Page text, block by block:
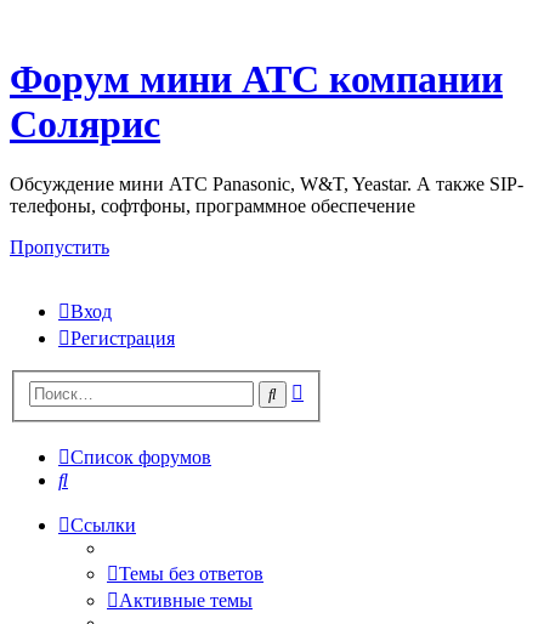
Форум мини АТС компании
Солярис
Обсуждение мини АТС Panasonic, W&T, Yeastar. А также SIP-
телефоны, софтфоны, программное обеспечение
Пропустить
Вход
Регистрация
Поиск
Список форумов
Поиск
Ссылки
Темы без ответов
Активные темы